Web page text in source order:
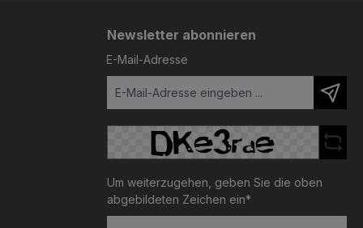
Newsletter abonnieren
E-Mail-Adresse
Um weiterzugehen, geben Sie die oben
abgebildeten Zeichen ein*